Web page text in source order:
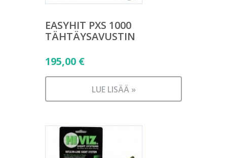
EASYHIT PXS 1000
TÄHTÄYSAVUSTIN
195,00 €
LUE LISÄÄ »